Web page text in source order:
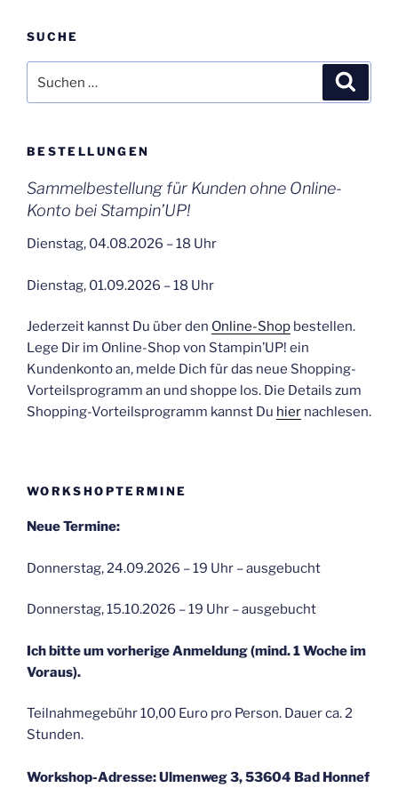
SUCHE
nach:
BESTELLUNGEN
Sammelbestellung für Kunden ohne Online-
Konto bei Stampin’UP!
Dienstag, 04.08.2026 – 18 Uhr
Dienstag, 01.09.2026 – 18 Uhr
Jederzeit kannst Du über den Online-Shop bestellen.
Lege Dir im Online-Shop von Stampin’UP! ein
Kundenkonto an, melde Dich für das neue Shopping-
Vorteilsprogramm an und shoppe los. Die Details zum
Shopping-Vorteilsprogramm kannst Du hier nachlesen.
WORKSHOPTERMINE
Neue Termine:
Donnerstag, 24.09.2026 – 19 Uhr – ausgebucht
Donnerstag, 15.10.2026 – 19 Uhr – ausgebucht
Ich bitte um vorherige Anmeldung (mind. 1 Woche im
Voraus).
Teilnahmegebühr 10,00 Euro pro Person. Dauer ca. 2
Stunden.
Workshop-Adresse: Ulmenweg 3, 53604 Bad Honnef